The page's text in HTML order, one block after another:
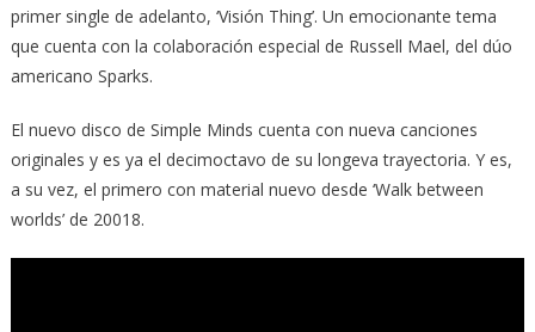
primer single de adelanto, ‘Visión Thing’. Un emocionante tema
que cuenta con la colaboración especial de Russell Mael, del dúo
americano Sparks.
El nuevo disco de Simple Minds cuenta con nueva canciones
originales y es ya el decimoctavo de su longeva trayectoria. Y es,
a su vez, el primero con material nuevo desde ‘Walk between
worlds’ de 20018.